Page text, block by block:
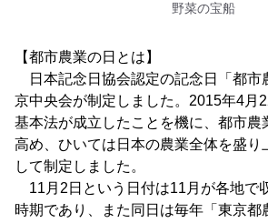
野菜の宝船
【都市農業の日とは】
日本記念日協会認定の記念日「都市
京中央会が制定しました。2015年4月
基本法が成立したことを機に、都市農
高め、ひいては日本の農業全体を盛り
して制定しました。
11月2日という日付は11月が各地で
時期であり、また同日は毎年「東京都